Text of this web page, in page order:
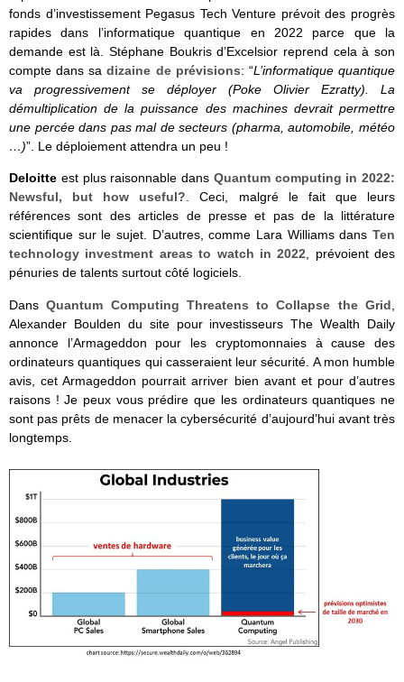
fonds d’investissement Pegasus Tech Venture prévoit des progrès
rapides dans l’informatique quantique en 2022 parce que la
demande est là. Stéphane Boukris d’Excelsior reprend cela à son
compte dans sadizaine de prévisions: “L’informatique quantique
va progressivement se déployer (Poke Olivier Ezratty). La
démultiplication de la puissance des machines devrait permettre
une percée dans pas mal de secteurs (pharma, automobile, météo
…)”. Le déploiement attendra un peu !
Deloitte est plus raisonnable dans Quantum computing in 2022:
Newsful, but how useful?. Ceci, malgré le fait que leurs
références sont des articles de presse et pas de la littérature
scientifique sur le sujet. D’autres, comme Lara Williams dans Ten
technology investment areas to watch in 2022, prévoient des
pénuries de talents surtout côté logiciels.
DansQuantum Computing Threatens to Collapse the Grid
Alexander Boulden du site pour investisseurs The Wealth Daily
annonce l’Armageddon pour les cryptomonnaies à cause des
ordinateurs quantiques qui casseraient leur sécurité. A mon humble
avis, cet Armageddon pourrait arriver bien avant et pour d’autres
raisons ! Je peux vous prédire que les ordinateurs quantiques ne
sont pas prêts de menacer la cybersécurité d’aujourd’hui avant très
longtemps.